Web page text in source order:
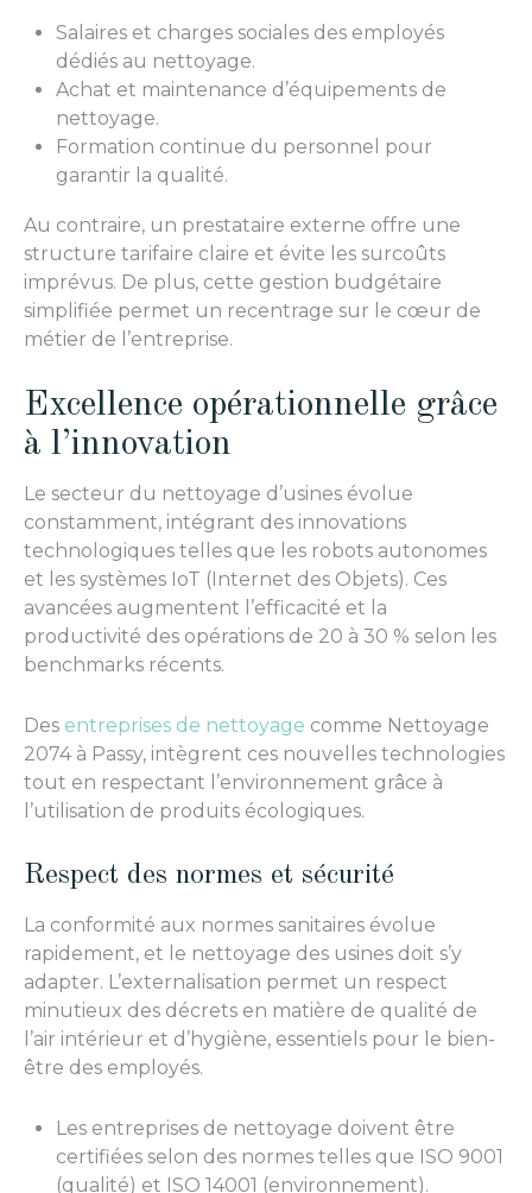
Salaires et charges sociales des employés
dédiés au nettoyage.
Achat et maintenance d’équipements de
nettoyage.
Formation continue du personnel pour
garantir la qualité.
Au contraire, un prestataire externe offre une
structure tarifaire claire et évite les surcoûts
imprévus. De plus, cette gestion budgétaire
simplifiée permet un recentrage sur le cœur de
métier de l’entreprise.
Excellence opérationnelle grâce
à l’innovation
Le secteur du nettoyage d’usines évolue
constamment, intégrant des innovations
technologiques telles que les robots autonomes
et les systèmes IoT (Internet des Objets). Ces
avancées augmentent l’efficacité et la
productivité des opérations de 20 à 30 % selon les
benchmarks récents.
Des entreprises de nettoyage comme Nettoyage
2074 à Passy, intègrent ces nouvelles technologies
tout en respectant l’environnement grâce à
l’utilisation de produits écologiques.
Respect des normes et sécurité
La conformité aux normes sanitaires évolue
rapidement, et le nettoyage des usines doit s’y
adapter. L’externalisation permet un respect
minutieux des décrets en matière de qualité de
l’air intérieur et d’hygiène, essentiels pour le bien-
être des employés.
Les entreprises de nettoyage doivent être
certifiées selon des normes telles que ISO 9001
(qualité) et ISO 14001 (environnement).